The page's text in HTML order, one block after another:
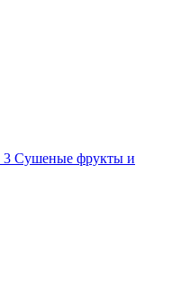
3 Сушеные фрукты и